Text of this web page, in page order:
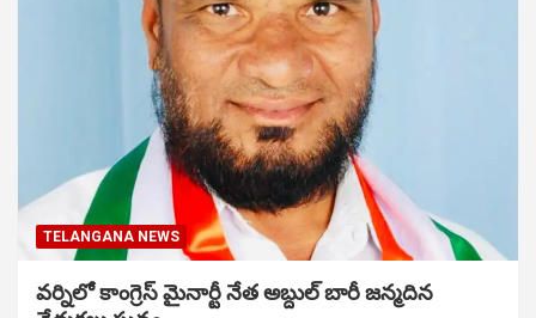
TELANGANA NEWS
వర్నిలో కాంగ్రెస్ మైనార్టీ నేత అబ్దుల్ బారీ జన్మదిన